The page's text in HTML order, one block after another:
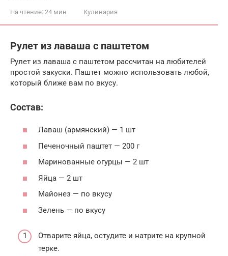
На чтение: 24 мин Кулинария
Рулет из лаваша с паштетом
Рулет из лаваша с паштетом рассчитан на любителей
простой закуски. Паштет можно использовать любой,
который ближе вам по вкусу.
Состав:
Лаваш (армянский) — 1 шт
Печеночный паштет — 200 г
Маринованные огурцы — 2 шт
Яйца — 2 шт
Майонез — по вкусу
Зелень — по вкусу
Отварите яйца, остудите и натрите на крупной
терке.